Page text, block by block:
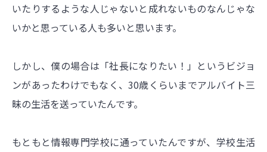
いたりするような人じゃないと成れないものなんじゃな
いかと思っている人も多いと思います。
しかし、僕の場合は「社長になりたい！」というビジョ
ンがあったわけでもなく、30歳くらいまでアルバイト三
昧の生活を送っていたんです。
もともと情報専門学校に通っていたんですが、学校生活